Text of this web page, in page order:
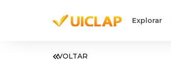
Explorar
VOLTAR